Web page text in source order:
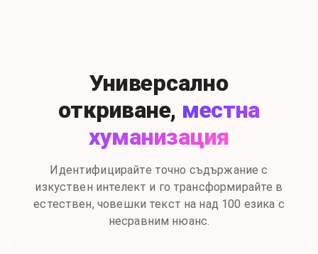
Универсално
откриване, местна
хуманизация
Идентифицирайте точно съдържание с
изкуствен интелект и го трансформирайте в
естествен, човешки текст на над 100 езика с
несравним нюанс.